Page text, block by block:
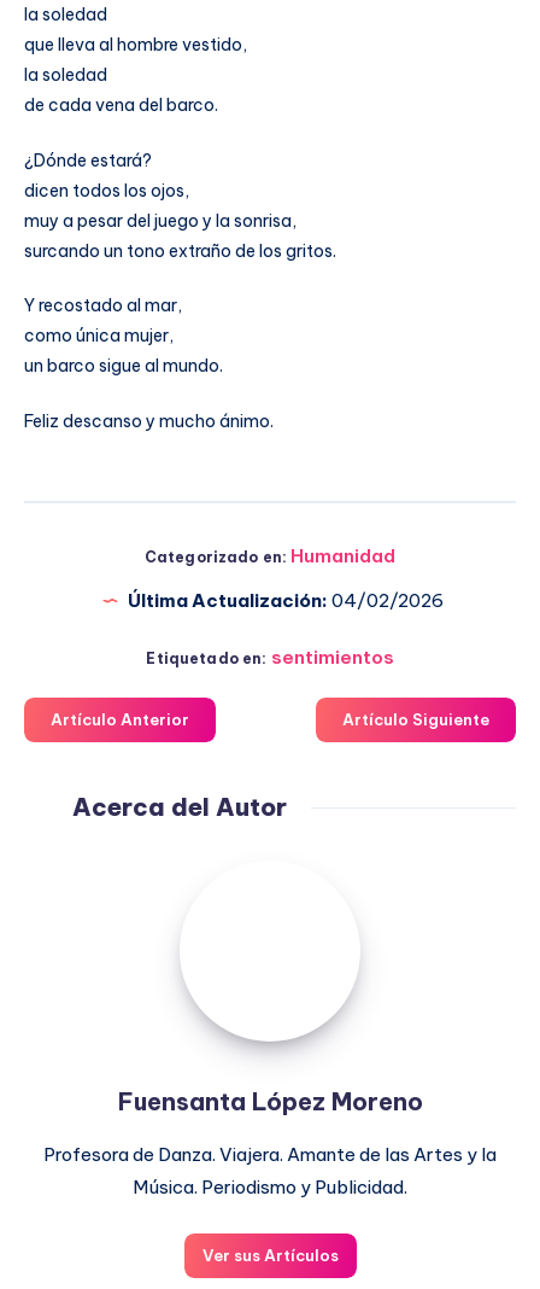
la soledad
que lleva al hombre vestido,
la soledad
de cada vena del barco.
¿Dónde estará?
dicen todos los ojos,
muy a pesar del juego y la sonrisa,
surcando un tono extraño de los gritos.
Y recostado al mar,
como única mujer,
un barco sigue al mundo.
Feliz descanso y mucho ánimo.
Categorizado en: Humanidad
Última Actualización: 04/02/2026
Etiquetado en: sentimientos
Artículo Anterior Artículo Siguiente
Acerca del Autor
Fuensanta López Moreno
Profesora de Danza. Viajera. Amante de las Artes y la
Música. Periodismo y Publicidad.
Ver sus Artículos